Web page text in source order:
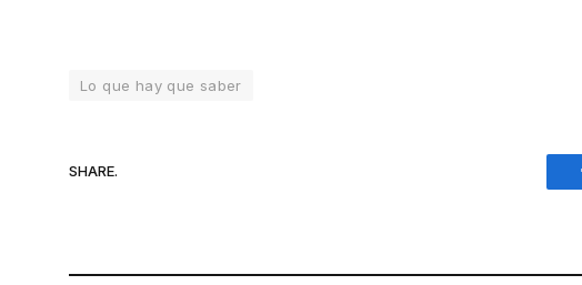
Lo que hay que saber
SHARE.